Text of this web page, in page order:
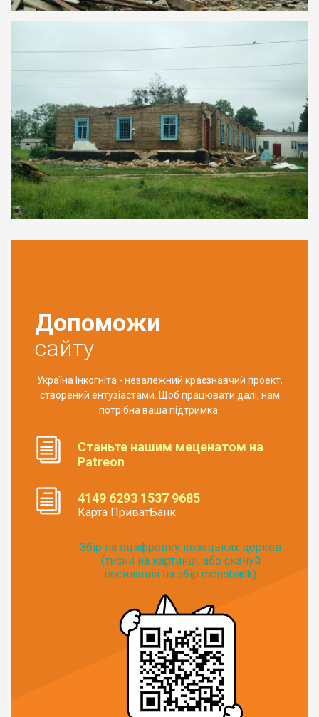
Допоможи
сайту
Україна Інкогніта - незалежний краєзнавчий проект,
створений ентузіастами. Щоб працювати далі, нам
потрібна ваша підтримка.
Станьте нашим меценатом на
Patreon
4149 6293 1537 9685
Карта ПриватБанк
Збір на оцифровку козацьких церков
(тисни на картинці, або скануй
посилання на збір monobank):